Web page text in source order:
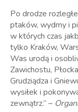
Po drodze
ptaków, wydmy i
w których czas
tylko Kraków,
Was urodą i
Zawichostu,
Grudziądza i
wysiłek i
zewnątrz.” –